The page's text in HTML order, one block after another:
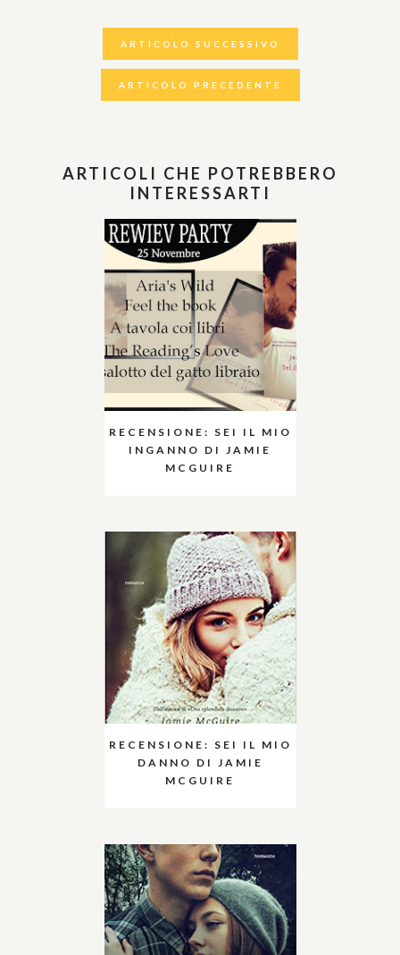
ARTICOLO SUCCESSIVO
ARTICOLO PRECEDENTE
ARTICOLI CHE POTREBBERO
INTERESSARTI
RECENSIONE: SEI IL MIO
INGANNO DI JAMIE
MCGUIRE
RECENSIONE: SEI IL MIO
DANNO DI JAMIE
MCGUIRE